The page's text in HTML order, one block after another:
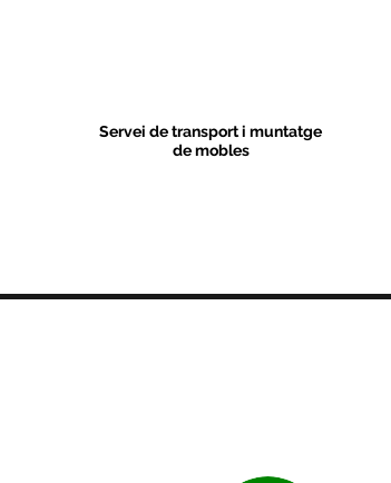
Servei de transport i muntatge
de mobles